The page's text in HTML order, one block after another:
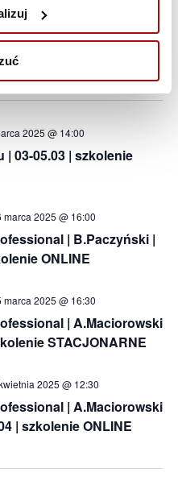
| A.Maciorowski
szkolenie
03-05.03 | szkolenie
2025 @ 14:00
| B.Paczyński |
ONLINE
marca 2025 @ 16:00
| A.Maciorowski
STACJONARNE
marca 2025 @ 16:30
| A.Maciorowski
| szkolenie ONLINE
2025 @ 12:30